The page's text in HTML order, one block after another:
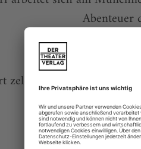
Abenteuer
zelebrieren Andreas